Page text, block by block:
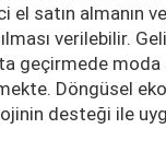
el satın almanın
verilebilir.
geçirmede
Döngüsel
desteği ile